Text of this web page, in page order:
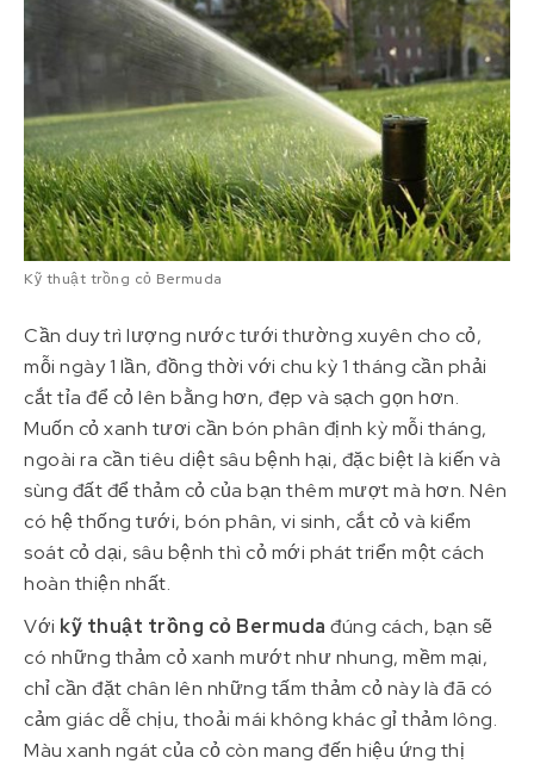
Kỹ thuật trồng cỏ Bermuda
Cần duy trì lượng nước tưới thường xuyên cho cỏ,
mỗi ngày 1 lần, đồng thời với chu kỳ 1 tháng cần phải
cắt tỉa để cỏ lên bằng hơn, đẹp và sạch gọn hơn.
Muốn cỏ xanh tươi cần bón phân định kỳ mỗi tháng,
ngoài ra cần tiêu diệt sâu bệnh hại, đặc biệt là kiến và
sùng đất để thảm cỏ của bạn thêm mượt mà hơn. Nên
có hệ thống tưới, bón phân, vi sinh, cắt cỏ và kiểm
soát cỏ dại, sâu bệnh thì cỏ mới phát triển một cách
hoàn thiện nhất.
Với kỹ thuật trồng cỏ Bermuda đúng cách, bạn sẽ
có những thảm cỏ xanh mướt như nhung, mềm mại,
chỉ cần đặt chân lên những tấm thảm cỏ này là đã có
cảm giác dễ chịu, thoải mái không khác gỉ thảm lông.
Màu xanh ngát của cỏ còn mang đến hiệu ứng thị